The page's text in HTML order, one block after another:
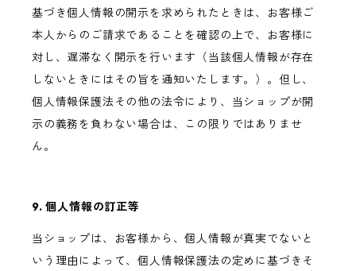
基づき個人情報の開示を求められたときは、お客様ご
本人からのご請求であることを確認の上で、お客様に
対し、遅滞なく開示を行います（当該個人情報が存在
しないときにはその旨を通知いたします。）。但し、
個人情報保護法その他の法令により、当ショップが開
示の義務を負わない場合は、この限りではありませ
ん。
9. 個人情報の訂正等
当ショップは、お客様から、個人情報が真実でないと
いう理由によって、個人情報保護法の定めに基づきそ